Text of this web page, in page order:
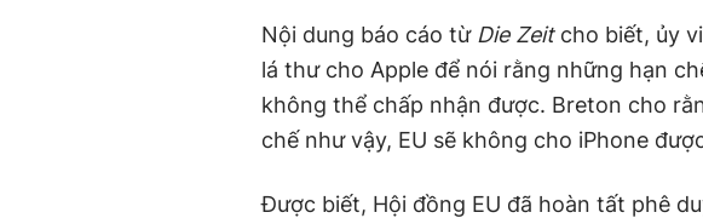
Nội dung báo cáo từ Die Zeitcho biết, ủy
lá thư cho Apple để nói rằng những hạn
không thể chấp nhận được. Breton cho
chế như vậy, EU sẽ không cho iPhone
Được biết, Hội đồng EU đã hoàn tất phê